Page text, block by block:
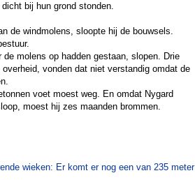
bij hun grond stonden.
de windmolens, sloopte hij de bouwsels.
molens op hadden gestaan, slopen. Drie
vonden dat niet verstandig omdat de
voet moest weg. En omdat Nygard
moest hij zes maanden brommen.
wieken: Er komt er nog een van 235 meter